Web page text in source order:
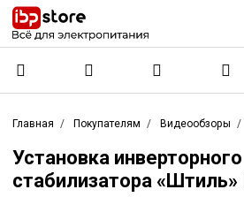
Главная Покупателям Видеообзоры
Установка инверторного
стабилизатора «Штиль»